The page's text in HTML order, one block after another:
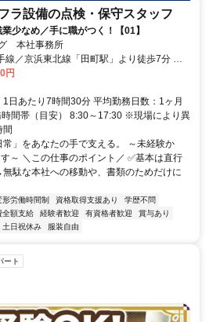
ラ設備の点検・保守スタッフ
少なめ／手に職がつく！【01】
本社事務所
／京浜東北線「田町駅」より徒歩7分 ・
三田駅」より徒歩8分
円
日あたり7時間30分 平均勤務日数：1ヶ月
間帯（目安） 8:30～17:30 ※現場により異
間
」をあなたの手で支える。 ～未経験か
～ ＼この仕事のポイント／ ✅基本は直行
駄な本社への移動や、書類のためだけに
形労働時間制 資格取得支援あり
学歴不問
全額支給 経験者歓迎 有資格者歓迎
賞与あり
土日祝休み 服装自由
ート